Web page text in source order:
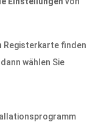
Registerkarte finden
wählen Sie